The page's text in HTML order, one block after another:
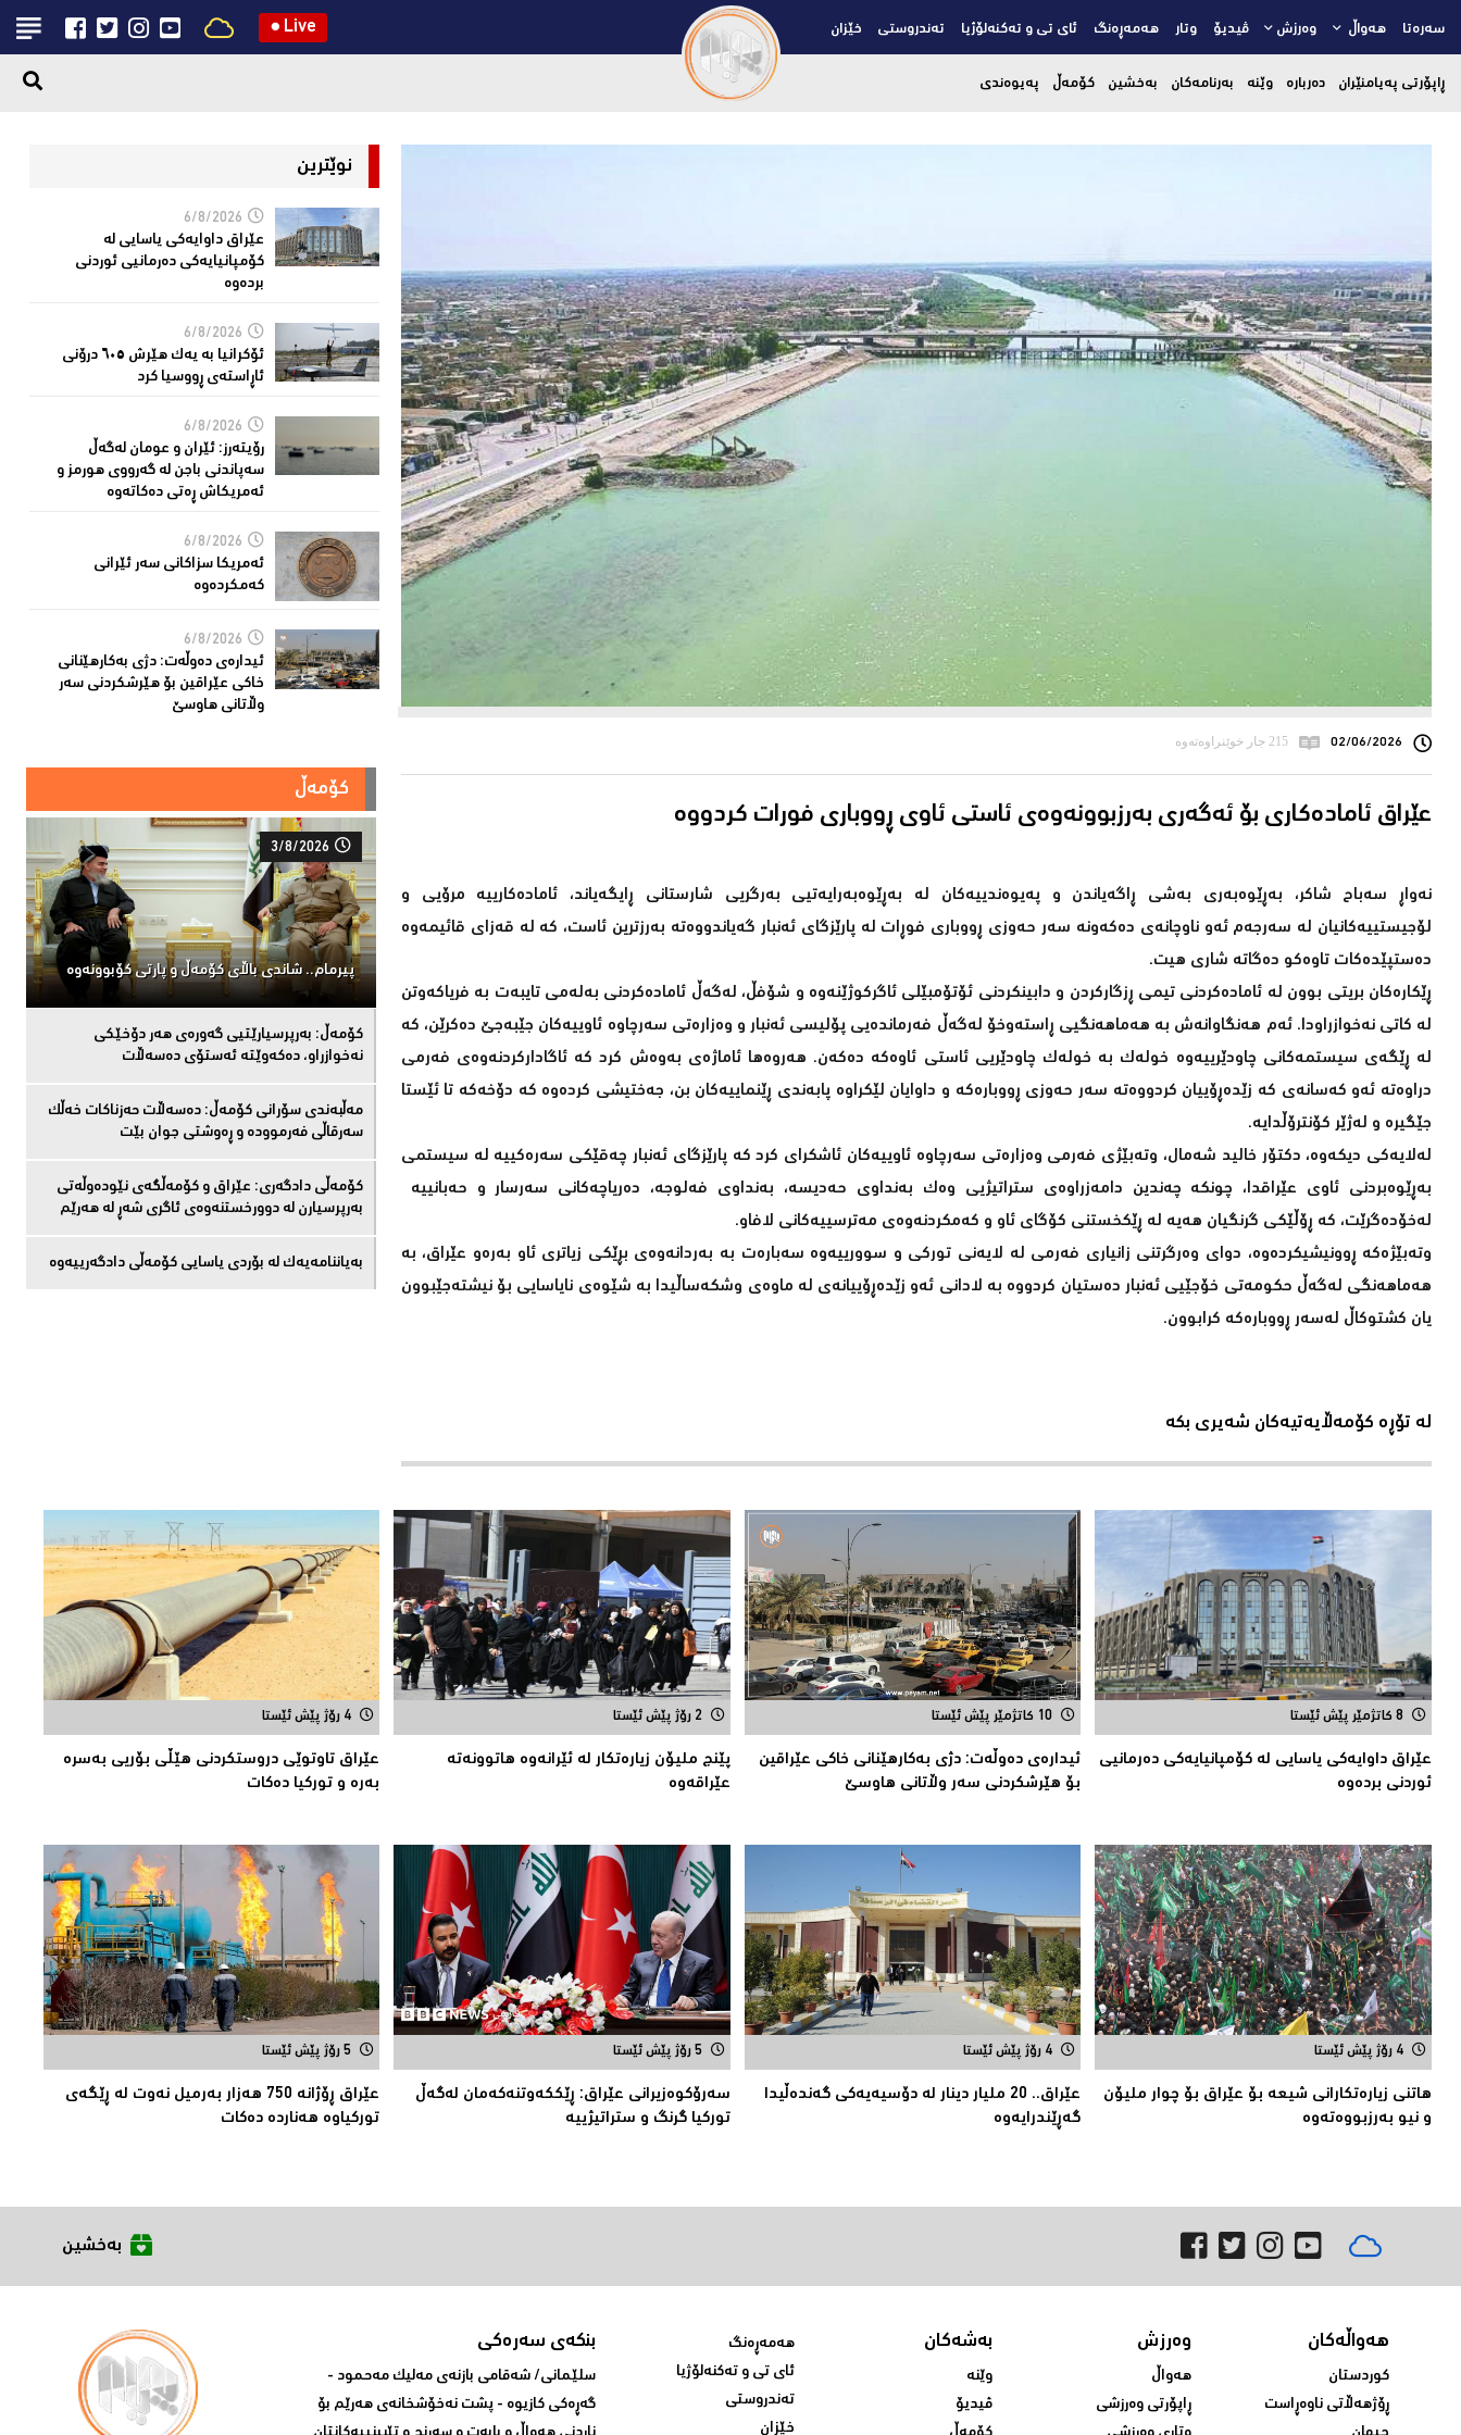
سەرەتا هەواڵ وەرزش ڤیدیۆ وتار هەمەڕەنگ ئای تی و تەکنەلۆژیا تەندروستی خێزان ● Live
ڕاپۆرتی پەیامنێران دەربارە وێنە بەرنامەکان بەخشین کۆمەڵ پەیوەندی
02/06/2026 215 جار خوێنراوەتەوە
نەواڕ سەباح شاکر، بەڕێوەبەری بەشی ڕاگەیاندن و پەیوەندییەکان لە بەڕێوەبەرایەتیی بەرگریی شارستانی ڕایگەیاند، ئامادەکارییە مرۆیی و
لۆجیستییەکانیان لە سەرجەم ئەو ناوچانەی دەکەونە سەر حەوزی ڕووباری فوڕات لە پارێزگای ئەنبار گەیاندووەتە بەرزترین ئاست، کە لە قەزای قائیمەوە
دەستپێدەکات تاوەکو دەگاتە شاری هیت.
ڕێکارەکان بریتی بوون لە ئامادەکردنی تیمی ڕزگارکردن و دابینکردنی ئۆتۆمبێلی ئاگرکوژێنەوە و شۆفڵ، لەگەڵ ئامادەکردنی بەلەمی تایبەت بە فریاکەوتن
لە کاتی نەخوازراودا. ئەم هەنگاوانەش بە هەماهەنگیی ڕاستەوخۆ لەگەڵ فەرماندەیی پۆلیسی ئەنبار و وەزارەتی سەرچاوە ئاوییەکان جێبەجێ دەکرێن، کە
لە ڕێگەی سیستمەکانی چاودێرییەوە خولەک بە خولەک چاودێریی ئاستی ئاوەکە دەکەن. هەروەها ئاماژەی بەوەش کرد کە ئاگادارکردنەوەی فەرمی
دراوەتە ئەو کەسانەی کە زێدەڕۆییان کردووەتە سەر حەوزی ڕووبارەکە و داوایان لێکراوە پابەندی ڕێنماییەکان بن، جەختیشی کردەوە کە دۆخەکە تا ئێستا
جێگیرە و لەژێر کۆنترۆڵدایە.
لەلایەکی دیکەوە، دکتۆر خالید شەمال، وتەبێژی فەرمی وەزارەتی سەرچاوە ئاوییەکان ئاشکرای کرد کە پارێزگای ئەنبار چەقێکی سەرەکییە لە سیستمی
بەڕێوەبردنی ئاوی عێراقدا، چونکە چەندین دامەزراوەی ستراتیژیی وەک بەنداوی حەدیسە، بەنداوی فەلوجە، دەریاچەکانی سەرسار و حەبانییە
لەخۆدەگرێت، کە ڕۆڵێکی گرنگیان هەیە لە ڕێکخستنی کۆگای ئاو و کەمکردنەوەی مەترسییەکانی لافاو.
وتەبێژەکە ڕوونیشیکردەوە، دوای وەرگرتنی زانیاری فەرمی لە لایەنی تورکی و سوورییەوە سەبارەت بە بەردانەوەی بڕێکی زیاتری ئاو بەرەو عێراق، بە
هەماهەنگی لەگەڵ حکومەتی خۆجێیی ئەنبار دەستیان کردووە بە لادانی ئەو زێدەڕۆییانەی لە ماوەی وشکەساڵیدا بە شێوەی نایاسایی بۆ نیشتەجێبوون
یان کشتوکاڵ لەسەر ڕووبارەکە کرابوون.
لە تۆڕە کۆمەڵایەتیەکان شەیری بکە
نوێترین
6/8/2026
عێراق داوایەکی یاسایی لە
کۆمپانیایه‌كی دەرمانیى ئوردنی
بردەوە
6/8/2026
ئۆکرانیا بە یەک هێرش ٦٠٥ درۆنی
ئاڕاستەى ڕووسیا کرد
6/8/2026
رۆیتەرز: ئێران و عومان لەگەڵ
سەپاندنی باجن لە گەرووی هورمز و
ئەمریکاش ڕەتی دەکاتەوە
6/8/2026
ئه‌مریكا سزاكانی سه‌ر ئێرانی
كه‌مكرده‌وه‌
6/8/2026
ئیدارەى دەوڵەت: دژى بەکارهێنانى
خاکی عێراقین بۆ هێرشکردنى سەر
وڵاتانی هاوسێ
کۆمەڵ
3/8/2026
پیرمام.. شاندی باڵای كۆمه‌ڵ و پارتی كۆبوونه‌وه‌
كۆمەڵ: بەرپرسیارێتیی گەورەی هەر دۆخێکی
نەخوازراو، دەكەوێتە ئەستۆی دەسەڵات
مەڵبەندى سۆرانى کۆمەڵ: دەسەڵات حەزناکات خەڵک
سەرقاڵى فەرموودە و ڕەوشتى جوان بێت
کۆمەڵى دادگەرى: عێراق و كۆمەڵگەی نێودەوڵەتی
بەرپرسیارن لە دوورخستنەوەى ئاگری شەڕ لە هەرێم
بەیاننامەیەک لە بۆردی یاسایی کۆمەڵی دادگەرییەوە
8 کاتژمێر پێش ئێستا
عێراق داوایەکی یاسایی لە کۆمپانیایه‌كی دەرمانیى
ئوردنی بردەوە
10 کاتژمێر پێش ئێستا
ئیدارەى دەوڵەت: دژى بەکارهێنانى خاکی عێراقین
بۆ هێرشکردنى سەر وڵاتانی هاوسێ
2 رۆژ پێش ئێستا
پێنج ملیۆن زیاره‌تكار له‌ ئێرانه‌وه‌ هاتوونه‌ته‌
عێراقه‌وه‌
4 رۆژ پێش ئێستا
عێراق تاوتوێی دروستكردنی هێڵی بۆریی بەسرە
بەرە و توركیا دەکات
4 رۆژ پێش ئێستا
هاتنی زیارەتكارانی شیعە بۆ عێراق بۆ چوار ملیۆن
و نیو بەرزبووەتەوە
4 رۆژ پێش ئێستا
عێراق.. 20 ملیار دینار لە دۆسیەیەكی گەندەڵیدا
گەڕێندرایەوە
5 رۆژ پێش ئێستا
سەرۆكوەزیرانی عێراق: ڕێككەوتنەکەمان لەگەڵ
توركیا گرنگ و ستراتیژییە
5 رۆژ پێش ئێستا
عێراق ڕۆژانە 750 هەزار بەرمیل نەوت لە ڕێگەی
توركیاوە هەناردە دەكات
بەخشین
هەواڵەکان
کوردستان
ڕۆژهەڵاتی ناوەڕاست
وەرزش
هەواڵ
ڕاپۆرتی وەرزشی
بەشەکان
وێنە
ڤیدیۆ
هەمەڕەنگ
ئای تی و تەکنەلۆژیا
تەندروستی
خێزان
بنکەی سەرەکی
سلێمانی/ شه‌قامی بازنه‌ی مه‌لیک مه‌حمود -
گه‌ڕه‌کی کازیوه‌ - پشت نه‌خۆشخانه‌ی‌ هه‌رێم بۆ